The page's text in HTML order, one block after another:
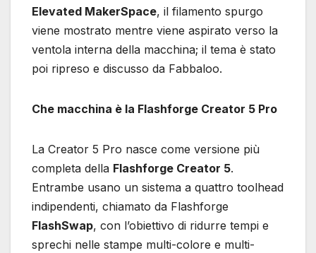
Elevated MakerSpace, il filamento spurgo
viene mostrato mentre viene aspirato verso la
ventola interna della macchina; il tema è stato
poi ripreso e discusso da Fabbaloo.
Che macchina è la Flashforge Creator 5 Pro
La Creator 5 Pro nasce come versione più
completa della Flashforge Creator 5.
Entrambe usano un sistema a quattro toolhead
indipendenti, chiamato da Flashforge
FlashSwap, con l’obiettivo di ridurre tempi e
sprechi nelle stampe multi-colore e multi-